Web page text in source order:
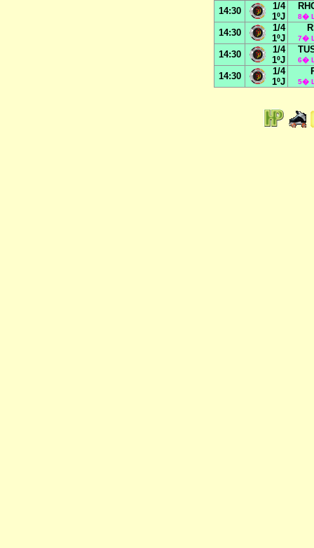
14:30
1/4
1ºJ
8�
14:30
1/4
1ºJ
7�
14:30
1/4
1ºJ
6�
14:30
1/4
1ºJ
5�